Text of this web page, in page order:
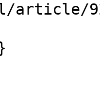
article/